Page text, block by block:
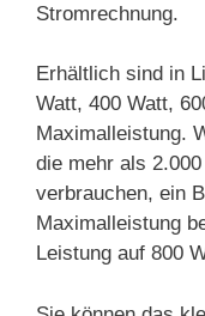
Stromrechnung.
Erhältlich sind in
Watt, 400 Watt,
Maximalleistung.
die mehr als
verbrauchen, ein
Maximalleistung
Leistung auf 800